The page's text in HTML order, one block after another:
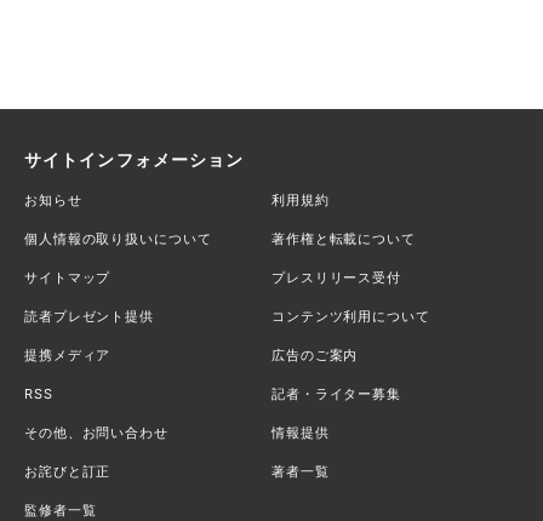
サイトインフォメーション
お知らせ 利用規約
個人情報の取り扱いについて 著作権と転載について
サイトマップ プレスリリース受付
読者プレゼント提供 コンテンツ利用について
提携メディア 広告のご案内
RSS 記者・ライター募集
その他、お問い合わせ 情報提供
お詫びと訂正 著者一覧
監修者一覧